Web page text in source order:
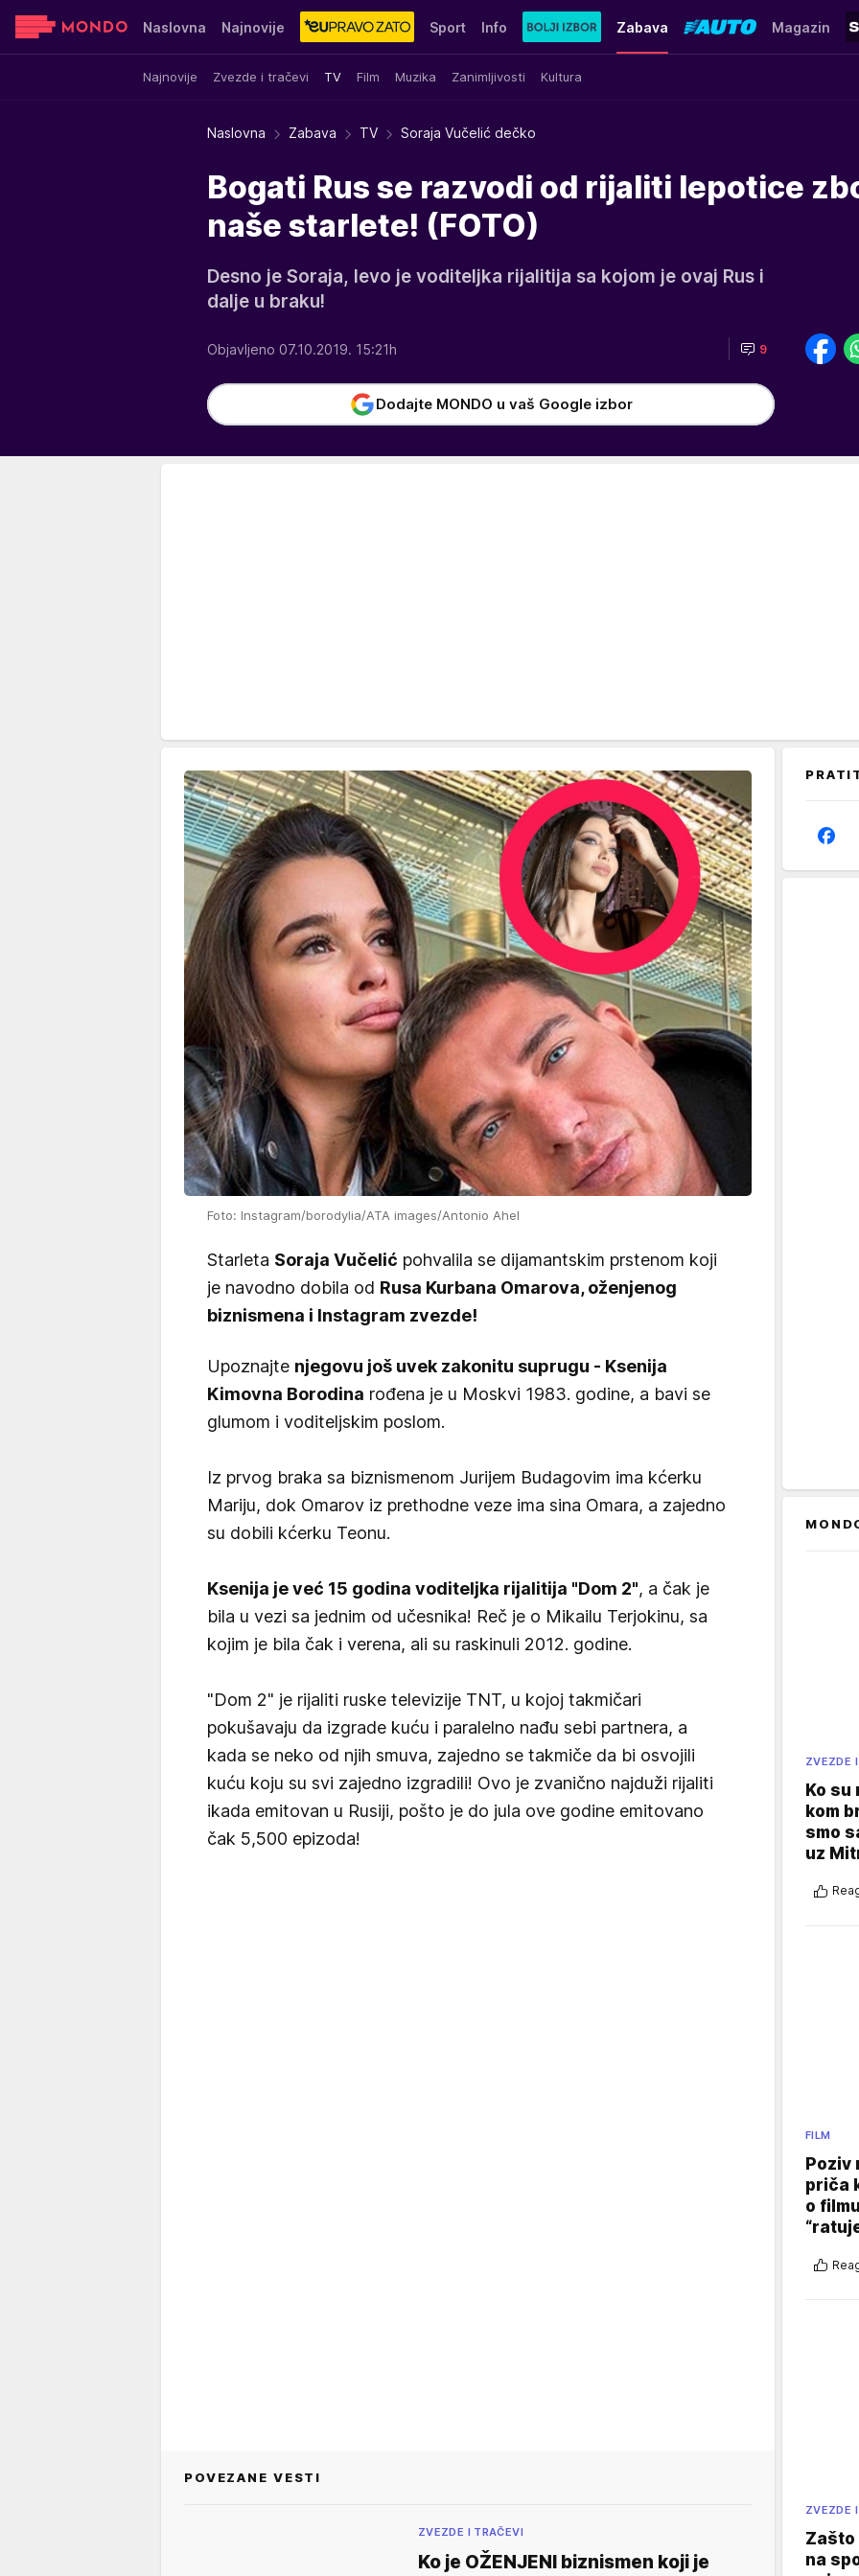
Naslovna Najnovije Sport Info Zabava
Najnovije Zvezde i tračevi TV Film Muzika Zanimljivosti Kultura
Magazin
Sensa Stvar ukusa Yumama
Naslovna Zabava TV Soraja Vučelić dečko
Bogati Rus se razvodi od rijaliti lepotice
naše starlete! (FOTO)
Desno je Soraja, levo je voditeljka rijalitija sa kojom je ovaj Rus i
dalje u braku!
Objavljeno 07.10.2019. 15:21h 9
Dodajte MONDO u vaš Google izbor
Foto: Instagram/borodylia/ATA images/Antonio Ahel
Starleta Soraja Vučelić pohvalila se dijamantskim prstenom koji
je navodno dobila od Rusa Kurbana Omarova, oženjenog
biznismena i Instagram zvezde!
Upoznajte njegovu još uvek zakonitu suprugu - Ksenija
Kimovna Borodina rođena je u Moskvi 1983. godine, a bavi se
glumom i voditeljskim poslom.
Iz prvog braka sa biznismenom Jurijem Budagovim ima kćerku
Mariju, dok Omarov iz prethodne veze ima sina Omara, a zajedno
su dobili kćerku Teonu.
Ksenija je već 15 godina voditeljka rijalitija "Dom 2", a čak je
bila u vezi sa jednim od učesnika! Reč je o Mikailu Terjokinu, sa
kojim je bila čak i verena, ali su raskinuli 2012. godine.
"Dom 2" je rijaliti ruske televizije TNT, u kojoj takmičari
pokušavaju da izgrade kuću i paralelno nađu sebi partnera, a
kada se neko od njih smuva, zajedno se takmiče da bi osvojili
kuću koju su svi zajedno izgradili! Ovo je zvanično najduži rijaliti
ikada emitovan u Rusiji, pošto je do jula ove godine emitovano
čak 5,500 epizoda!
POVEZANE VESTI
ZVEZDE I TRAČEVI
Ko je OŽENJENI biznismen koji je
ZVEZDE
Ko su
kom
smo
uz
FILM
Poziv
priča
o
ZVEZDE
Zašto
na